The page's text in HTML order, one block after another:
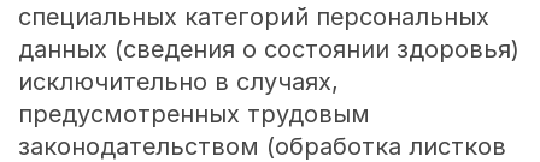
специальных категорий персональных
данных (сведения о состоянии здоровья)
исключительно в случаях,
предусмотренных трудовым
законодательством (обработка листков